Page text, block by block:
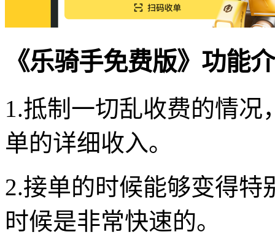
《乐骑手免费版》功能
1.抵制一切乱收费的情
单的详细收入。
2.接单的时候能够变得
时候是非常快速的。